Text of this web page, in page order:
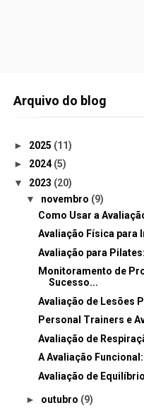
Arquivo do blog
► 2025 (11)
► 2024(5)
▼ 2023 (20)
▼ novembro (9)
Como Usar a
Avaliação Física para
Avaliação para
Monitoramento de
Sucesso...
Avaliação de Lesões
Personal Trainers e
Avaliação de
A Avaliação
Avaliação de
► outubro (9)